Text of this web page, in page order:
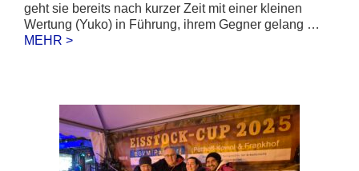
geht sie bereits nach kurzer Zeit mit einer kleinen
Wertung (Yuko) in Führung, ihrem Gegner gelang …
MEHR >